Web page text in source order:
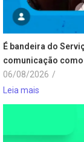
É bandeira do
comunicação
06/08/2026 /
Leia mais